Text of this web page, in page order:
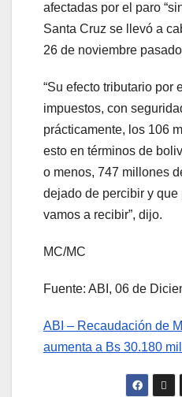
afectadas por el paro
Santa Cruz se llevó a
26 de noviembre
“Su efecto tributario por
impuestos, con
prácticamente, los 106
esto en términos de
o menos, 747 millones
dejado de percibir y
vamos a recibir”, dijo.
MC/MC
Fuente: ABI, 06 de
ABI – Recaudación de
aumenta a Bs 30.180